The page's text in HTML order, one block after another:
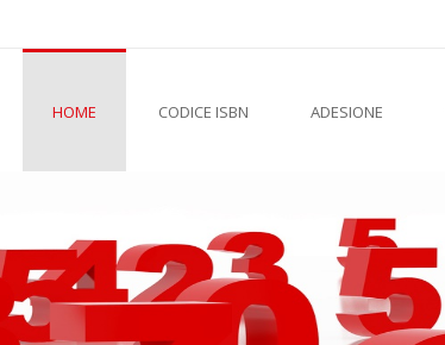
HOME CODICE ISBN ADESIONE